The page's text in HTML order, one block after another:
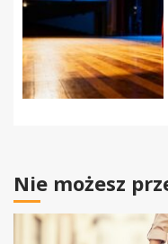
Nie możesz